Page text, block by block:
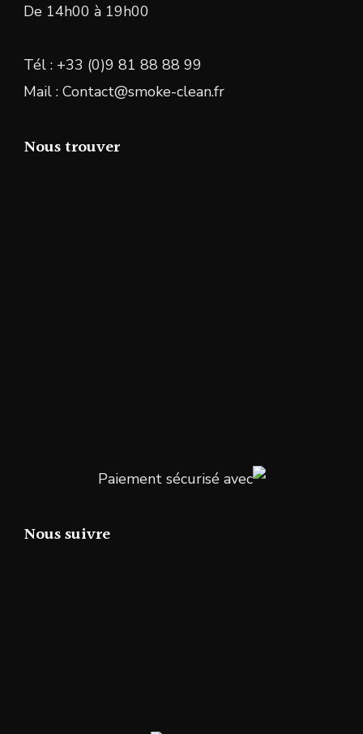
De 14h00 à 19h00
Tél : +33 (0)9 81 88 88 99
Mail : Contact@smoke-clean.fr
Nous trouver
Paiement sécurisé avec
Nous suivre